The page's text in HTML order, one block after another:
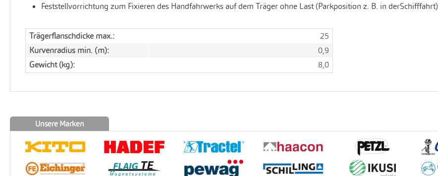
Feststellvorrichtung zum Fixieren des Handfahrwerks auf dem Träger ohne Last (Parkposition z. B. in derSchifffahrt)
Trägerflanschdicke max.:
25
Kurvenradius min. (m):
0,9
Gewicht (kg):
8,0
Unsere Marken